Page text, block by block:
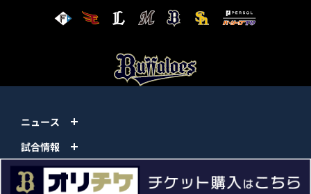
ニュース
試合情報
チーム情報